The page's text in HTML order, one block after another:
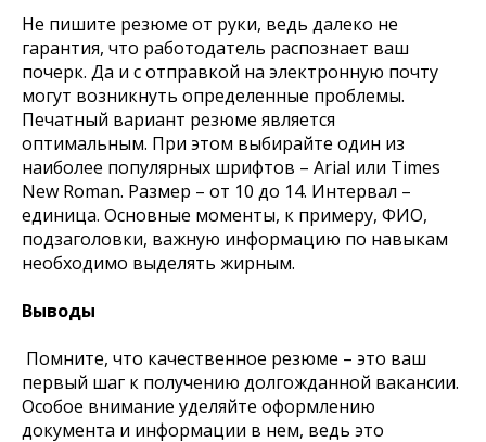
Не пишите резюме от руки, ведь далеко не
гарантия, что работодатель распознает ваш
почерк. Да и с отправкой на электронную почту
могут возникнуть определенные проблемы.
Печатный вариант резюме является
оптимальным. При этом выбирайте один из
наиболее популярных шрифтов – Arial или Times
New Roman. Размер – от 10 до 14. Интервал –
единица. Основные моменты, к примеру, ФИО,
подзаголовки, важную информацию по навыкам
необходимо выделять жирным.
Выводы
Помните, что качественное резюме – это ваш
первый шаг к получению долгожданной вакансии.
Особое внимание уделяйте оформлению
документа и информации в нем, ведь это